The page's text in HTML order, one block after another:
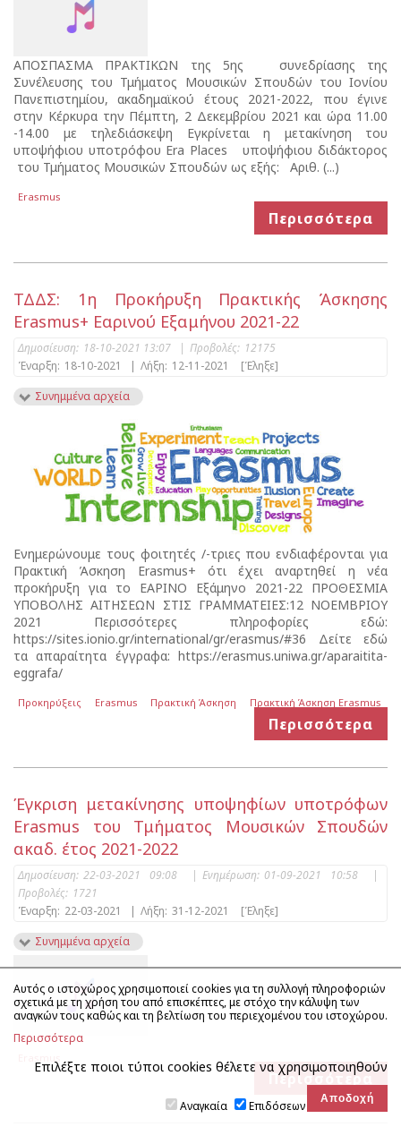
ΑΠΟΣΠΑΣΜΑ ΠΡΑΚΤΙΚΩΝ της 5ης συνεδρίασης της
Συνέλευσης του Τμήματος Μουσικών Σπουδών του Ιονίου
Πανεπιστημίου, ακαδημαϊκού έτους 2021-2022, που έγινε
στην Κέρκυρα την Πέμπτη, 2 Δεκεμβρίου 2021 και ώρα 11.00
-14.00 με τηλεδιάσκεψη Εγκρίνεται η μετακίνηση του
υποψήφιου υποτρόφου Era Places υποψήφιου διδάκτορος
του Τμήματος Μουσικών Σπουδών ως εξής: Αριθ. (...)
Erasmus
Περισσότερα
ΤΔΔΣ: 1η Προκήρυξη Πρακτικής Άσκησης
Erasmus+ Εαρινού Εξαμήνου 2021-22
Δημοσίευση: 18-10-2021 13:07 | Προβολές: 12175
Έναρξη: 18-10-2021 | Λήξη: 12-11-2021
[Έληξε]
Συνημμένα αρχεία
Ενημερώνουμε τους φοιτητές /-τριες που ενδιαφέρονται για
Πρακτική Άσκηση Erasmus+ ότι έχει αναρτηθεί η νέα
προκήρυξη για το ΕΑΡΙΝΟ Εξάμηνο 2021-22 ΠΡΟΘΕΣΜΙΑ
ΥΠΟΒΟΛΗΣ ΑΙΤΗΣΕΩΝ ΣΤΙΣ ΓΡΑΜΜΑΤΕΙΕΣ:12 ΝΟΕΜΒΡΙΟΥ
2021 Περισσότερες πληροφορίες εδώ:
https://sites.ionio.gr/international/gr/erasmus/#36 Δείτε εδώ
τα απαραίτητα έγγραφα: https://erasmus.uniwa.gr/aparaitita-
eggrafa/
Προκηρύξεις Erasmus Πρακτική Άσκηση Πρακτική Άσκηση Erasmus
Περισσότερα
Έγκριση μετακίνησης υποψηφίων υποτρόφων
Erasmus του Τμήματος Μουσικών Σπουδών
ακαδ. έτος 2021-2022
Δημοσίευση: 22-03-2021 09:08 | Ενημέρωση: 01-09-2021 10:58
|
Προβολές: 1721
Έναρξη: 22-03-2021 | Λήξη: 31-12-2021
[Έληξε]
Συνημμένα αρχεία
Περισσότερα
Αυτός ο ιστοχώρος χρησιμοποιεί cookies για τη συλλογή πληροφοριών
σχετικά με τη χρήση του από επισκέπτες, με στόχο την κάλυψη των
αναγκών τους καθώς και τη βελτίωση του περιεχομένου του ιστοχώρου.
Περισσότερα
Επιλέξτε ποιοι τύποι cookies θέλετε να χρησιμοποιηθούν
Αναγκαία Επιδόσεων